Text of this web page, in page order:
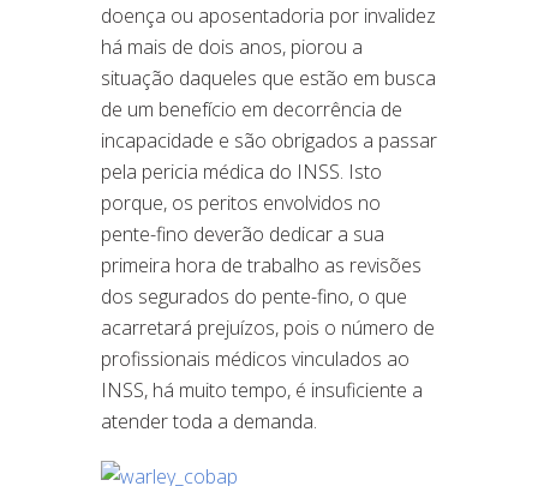
doença ou aposentadoria por invalidez
há mais de dois anos, piorou a
situação daqueles que estão em busca
de um benefício em decorrência de
incapacidade e são obrigados a passar
pela pericia médica do INSS. Isto
porque, os peritos envolvidos no
pente-fino deverão dedicar a sua
primeira hora de trabalho as revisões
dos segurados do pente-fino, o que
acarretará prejuízos, pois o número de
profissionais médicos vinculados ao
INSS, há muito tempo, é insuficiente a
atender toda a demanda.